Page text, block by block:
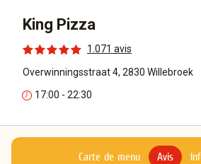
King Pizza
1.071 avis
Overwinningsstraat 4, 2830 Willebroek
17:00 - 22:30
Carte de menu Avis